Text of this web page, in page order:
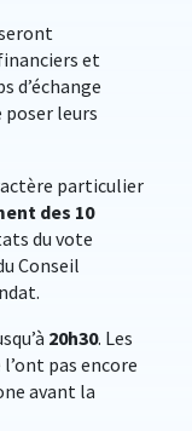
et
d’échange
leurs
particulier
des 10
du vote
Conseil
20h30. Les
pas encore
avant la